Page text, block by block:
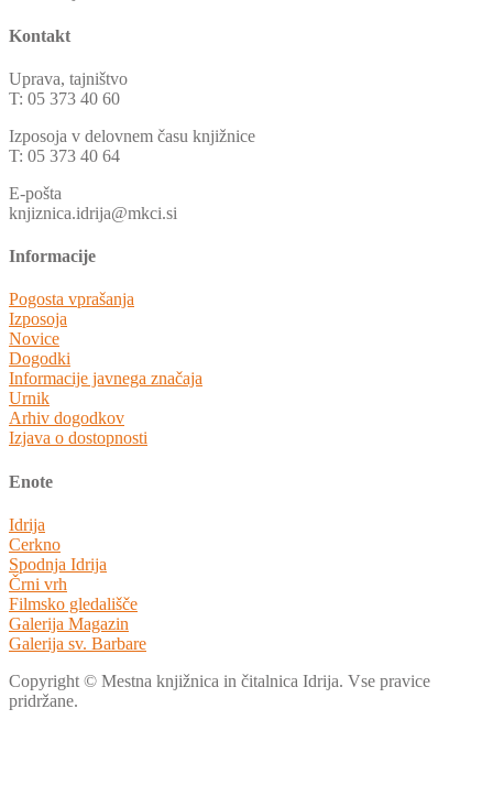
Kontakt
Uprava, tajništvo
T: 05 373 40 60
Izposoja v delovnem času knjižnice
T: 05 373 40 64
E-pošta
knjiznica.idrija@mkci.si
Informacije
Pogosta vprašanja
Izposoja
Novice
Dogodki
Informacije javnega značaja
Urnik
Arhiv dogodkov
Izjava o dostopnosti
Enote
Idrija
Cerkno
Spodnja Idrija
Črni vrh
Filmsko gledališče
Galerija Magazin
Galerija sv. Barbare
Copyright © Mestna knjižnica in čitalnica Idrija. Vse pravice
pridržane.